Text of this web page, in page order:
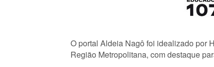
O portal Aldeia Nagô foi idealizado por
Região Metropolitana, com destaque